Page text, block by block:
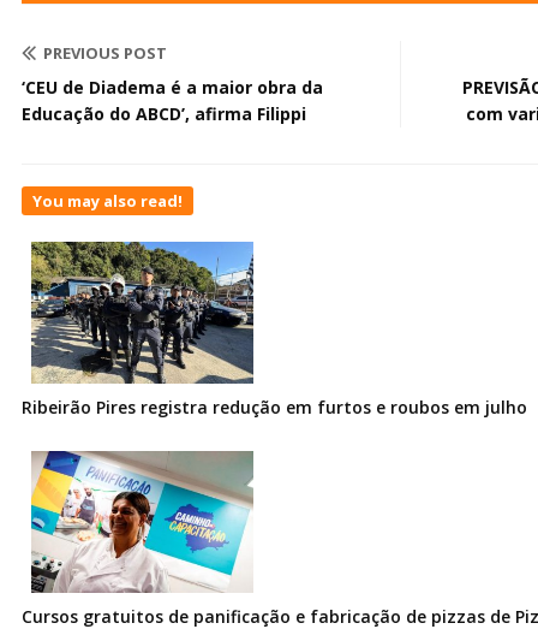
PREVIOUS POST
‘CEU de Diadema é a maior obra da
Educação do ABCD’, afirma Filippi
com
You may also read!
Ribeirão Pires registra redução em furtos e roubos em julho
Cursos gratuitos de panificação e fabricação de pizzas de